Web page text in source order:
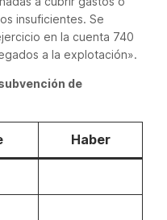
insuficientes. Se
en la cuenta 740
a la explotación».
de
Haber